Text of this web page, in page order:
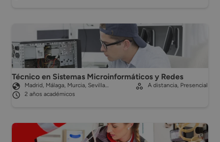
Técnico en Sistemas Microinformáticos y Redes
Madrid, Málaga, Murcia, Sevilla…
2 años académicos
A distancia, Presencial